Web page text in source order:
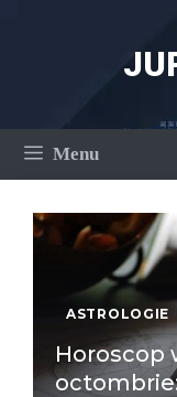
Menu
ASTROLOGIE
Horoscop